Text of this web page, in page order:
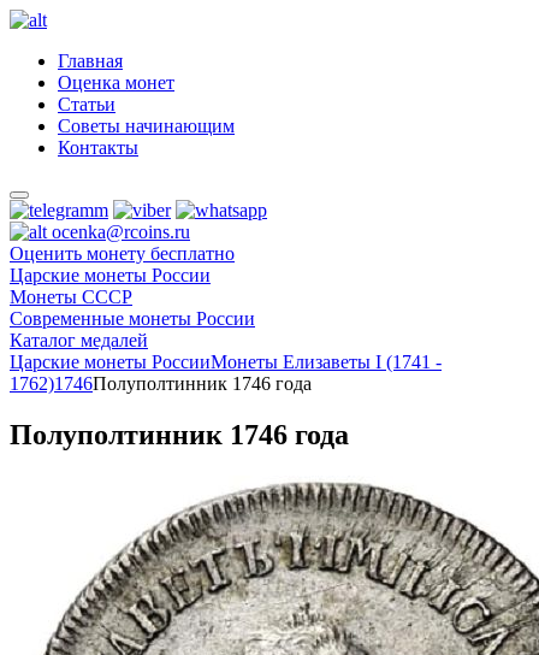
Главная
Оценка монет
Статьи
Советы начинающим
Контакты
ocenka@rcoins.ru
Оценить монету бесплатно
Царские монеты России
Монеты СССР
Современные монеты России
Каталог медалей
Царские монеты РоссииМонеты Елизаветы I (1741 -
1762)1746Полуполтинник 1746 года
Полуполтинник 1746 года